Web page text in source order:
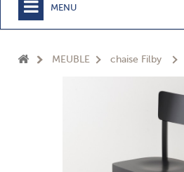
MENU
MEUBLE chaise Filby